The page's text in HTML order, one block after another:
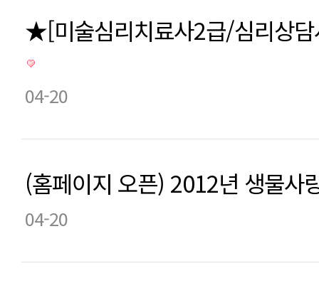
★[미술심리치료사2급/심리상
04-20
(홈페이지 오픈) 2012년 생물사
04-20